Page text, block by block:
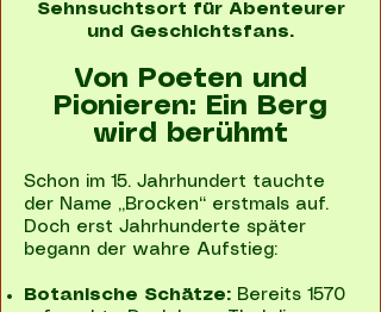
Sehnsuchtsort für Abenteurer
und Geschichtsfans.
Von Poeten und
Pionieren: Ein Berg
wird berühmt
Schon im 15. Jahrhundert tauchte
der Name „Brocken“ erstmals auf.
Doch erst Jahrhunderte später
begann der wahre Aufstieg:
Botanische Schätze: Bereits 1570